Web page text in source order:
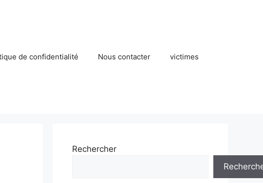
de confidentialité Nous contacter victimes
Rechercher